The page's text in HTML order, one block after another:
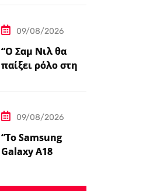
Switch 2 — 512GB
Walmart”
09/08/2026
“Ο Σαμ Νιλ θα
παίξει ρόλο στην
Pictures ‘Ο
Ζέλντα'”
09/08/2026
“Το Samsung
Galaxy A18